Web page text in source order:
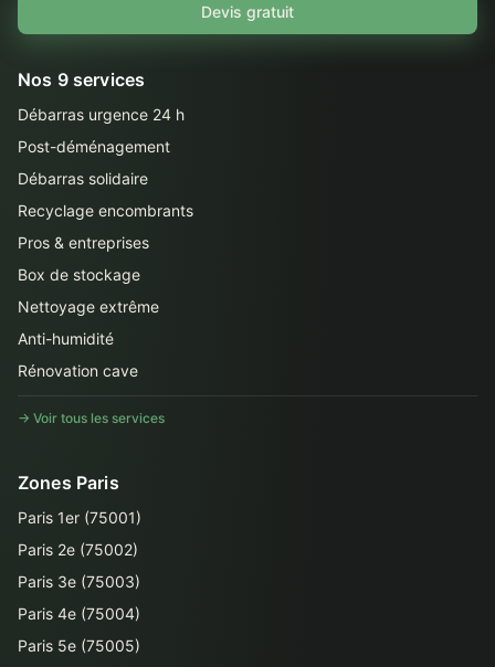
Devis gratuit
Nos 9 services
Débarras urgence 24 h
Post-déménagement
Débarras solidaire
Recyclage encombrants
Pros & entreprises
Box de stockage
Nettoyage extrême
Anti-humidité
Rénovation cave
→ Voir tous les services
Zones Paris
Paris 1er (75001)
Paris 2e (75002)
Paris 3e (75003)
Paris 4e (75004)
Paris 5e (75005)